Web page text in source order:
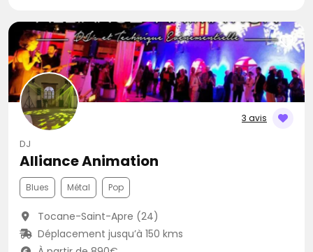
3 avis
DJ
Alliance Animation
Blues Métal Pop
Tocane-Saint-Apre (24)
Déplacement jusqu’à 150 kms